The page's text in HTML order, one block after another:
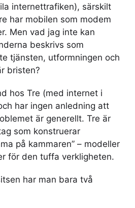
internettrafiken), särskilt
har mobilen som modem
Men vad jag inte kan
beskrivs som
tjänsten, utformningen och
bristen?
hos Tre (med internet i
har ingen anledning att
är generellt. Tre är
som konstruerar
på kammaren” – modeller
för den tuffa verkligheten.
har man bara två